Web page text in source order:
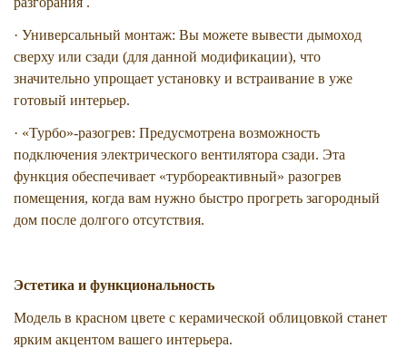
· Универсальный монтаж: Вы можете вывести дымоход
сверху или сзади (для данной модификации), что
значительно упрощает установку и встраивание в уже
готовый интерьер.
· «Турбо»-разогрев: Предусмотрена возможность
подключения электрического вентилятора сзади. Эта
функция обеспечивает «турбореактивный» разогрев
помещения, когда вам нужно быстро прогреть загородный
дом после долгого отсутствия.
Эстетика и функциональность
Модель в красном цвете с керамической облицовкой станет
ярким акцентом вашего интерьера.